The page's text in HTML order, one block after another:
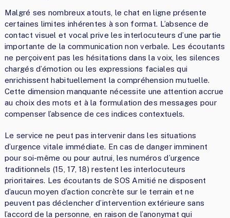
Malgré ses nombreux atouts, le chat en ligne présente
certaines limites inhérentes à son format. L’absence de
contact visuel et vocal prive les interlocuteurs d’une partie
importante de la communication non verbale. Les écoutants
ne perçoivent pas les hésitations dans la voix, les silences
chargés d’émotion ou les expressions faciales qui
enrichissent habituellement la compréhension mutuelle.
Cette dimension manquante nécessite une attention accrue
au choix des mots et à la formulation des messages pour
compenser l’absence de ces indices contextuels.
Le service ne peut pas intervenir dans les situations
d’urgence vitale immédiate. En cas de danger imminent
pour soi-même ou pour autrui, les numéros d’urgence
traditionnels (15, 17, 18) restent les interlocuteurs
prioritaires. Les écoutants de SOS Amitié ne disposent
d’aucun moyen d’action concrète sur le terrain et ne
peuvent pas déclencher d’intervention extérieure sans
l’accord de la personne, en raison de l’anonymat qui